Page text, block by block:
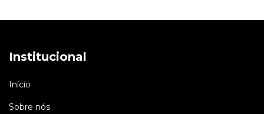
Institucional
Início
Sobre nós